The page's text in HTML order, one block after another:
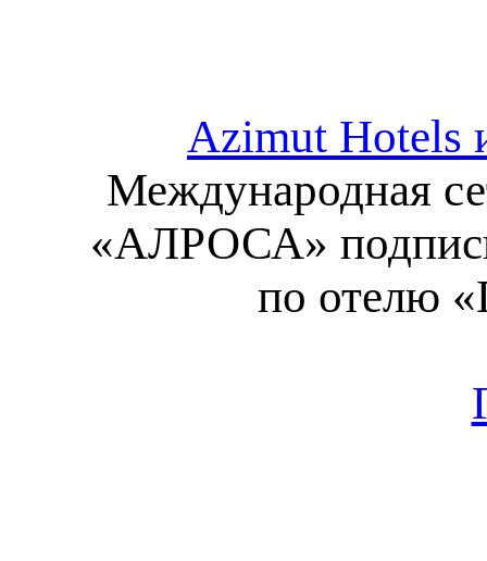
Azimut Hotels
Международная
«АЛРОСА»
по отелю